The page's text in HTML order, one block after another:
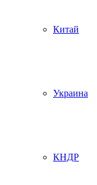
Китай
Украина
КНДР